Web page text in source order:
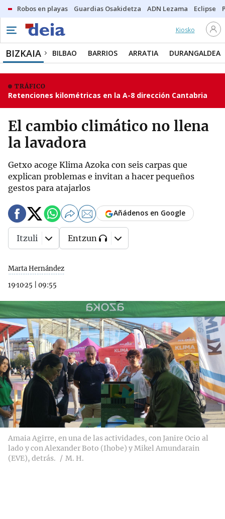
Robos en playas Guardias Osakidetza ADN Lezama Eclipse
Kiosko
BIZKAIA BILBAO BARRIOS ARRATIA DURANGALDEA
TRÁFICO
Retenciones kilométricas en la A-8 dirección Cantabria
El cambio climático no llena
la lavadora
Getxo acoge Klima Azoka con seis carpas que
explican problemas e invitan a hacer pequeños
gestos para atajarlos
Marta Hernández
19·10·25
09:55
Añádenos en Google
Itzuli Entzun
Amaia Agirre, en una de las actividades, con Janire Ocio al
lado y con Alexander Boto (Ihobe) y Mikel Amundarain
(EVE), detrás.
M. H.